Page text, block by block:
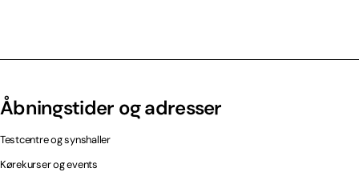
Åbningstider og adresser
Testcentre og synshaller
Kørekurser og events